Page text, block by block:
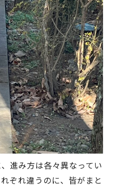
進み方は各々異なってい
ぞれ違うのに、皆がまと